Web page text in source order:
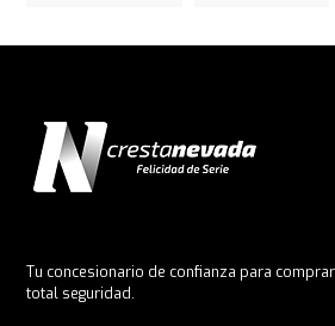
Tu concesionario de confianza para
total seguridad.